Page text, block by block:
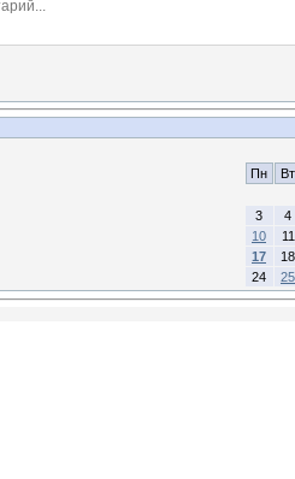
Пн Вт
3
4
10
11
17
18
24
25